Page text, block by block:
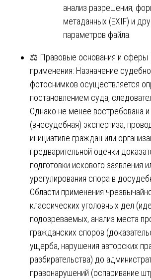
анализ разрешения,
метаданных (EXIF) и
параметров файла.
⚖️ Правовые основания и сферы
применения: Назначение
фотоснимков осуществляется
постановлением суда,
Однако не менее востребована
(внесудебная) экспертиза,
инициативе граждан или
предварительной оценки
подготовки искового заявления
урегулирования спора в
Области применения
классических уголовных дел
подозреваемых, анализ места
гражданских споров
ущерба, нарушения авторских
разбирательства) до
правонарушений (оспаривание